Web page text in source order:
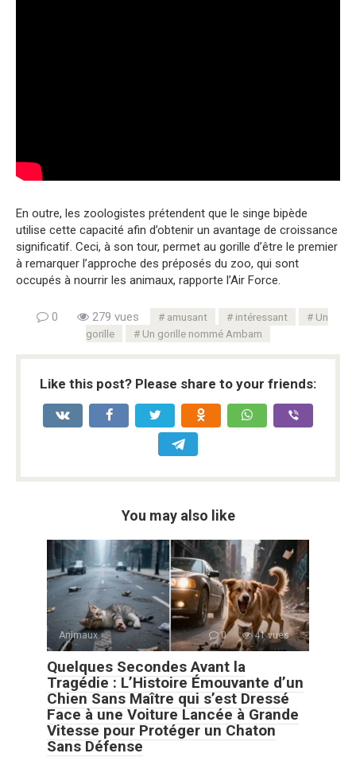
En outre, les zoologistes prétendent que le singe bipède
utilise cette capacité afin d’obtenir un avantage de croissance
significatif. Ceci, à son tour, permet au gorille d’être le premier
à remarquer l’approche des préposés du zoo, qui sont
occupés à nourrir les animaux, rapporte l’Air Force.
0 279 vues amusant intéressant
Un
gorille
Un gorille nommé Ambam
Like this post? Please share to your friends:
You may also like
Animaux 0 41 vues
Quelques Secondes Avant la
Tragédie : L’Histoire Émouvante d’un
Chien Sans Maître qui s’est Dressé
Face à une Voiture Lancée à Grande
Vitesse pour Protéger un Chaton
Sans Défense